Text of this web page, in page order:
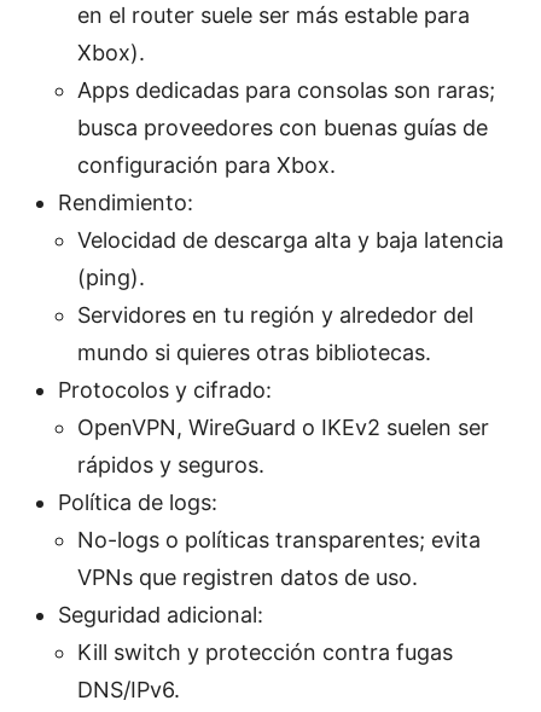
en el router suele ser más estable para
Xbox).
Apps dedicadas para consolas son raras;
busca proveedores con buenas guías de
configuración para Xbox.
Rendimiento:
Velocidad de descarga alta y baja latencia
(ping).
Servidores en tu región y alrededor del
mundo si quieres otras bibliotecas.
Protocolos y cifrado:
OpenVPN, WireGuard o IKEv2 suelen ser
rápidos y seguros.
Política de logs:
No-logs o políticas transparentes; evita
VPNs que registren datos de uso.
Seguridad adicional:
Kill switch y protección contra fugas
DNS/IPv6.